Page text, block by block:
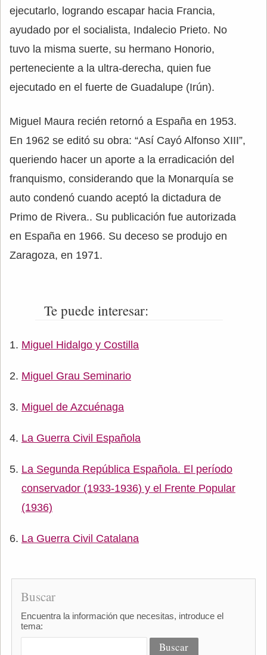
ejecutarlo, logrando escapar hacia Francia,
ayudado por el socialista, Indalecio Prieto. No
tuvo la misma suerte, su hermano Honorio,
perteneciente a la ultra-derecha, quien fue
ejecutado en el fuerte de Guadalupe (Irún).
Miguel Maura recién retornó a España en 1953.
En 1962 se editó su obra: “Así Cayó Alfonso XIII”,
queriendo hacer un aporte a la erradicación del
franquismo, considerando que la Monarquía se
auto condenó cuando aceptó la dictadura de
Primo de Rivera.. Su publicación fue autorizada
en España en 1966. Su deceso se produjo en
Zaragoza, en 1971.
Te puede interesar:
Miguel Hidalgo y Costilla
Miguel Grau Seminario
Miguel de Azcuénaga
La Guerra Civil Española
La Segunda República Española. El período
conservador (1933-1936) y el Frente Popular
(1936)
La Guerra Civil Catalana
Buscar
Encuentra la información que necesitas, introduce el
tema: